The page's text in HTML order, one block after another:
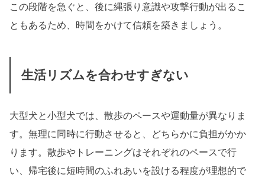
この段階を急ぐと、後に縄張り意識や攻撃行動が出るこ
ともあるため、時間をかけて信頼を築きましょう。
生活リズムを合わせすぎない
大型犬と小型犬では、散歩のペースや運動量が異なりま
す。無理に同時に行動させると、どちらかに負担がかか
ります。散歩やトレーニングはそれぞれのペースで行
い、帰宅後に短時間のふれあいを設ける程度が理想的で